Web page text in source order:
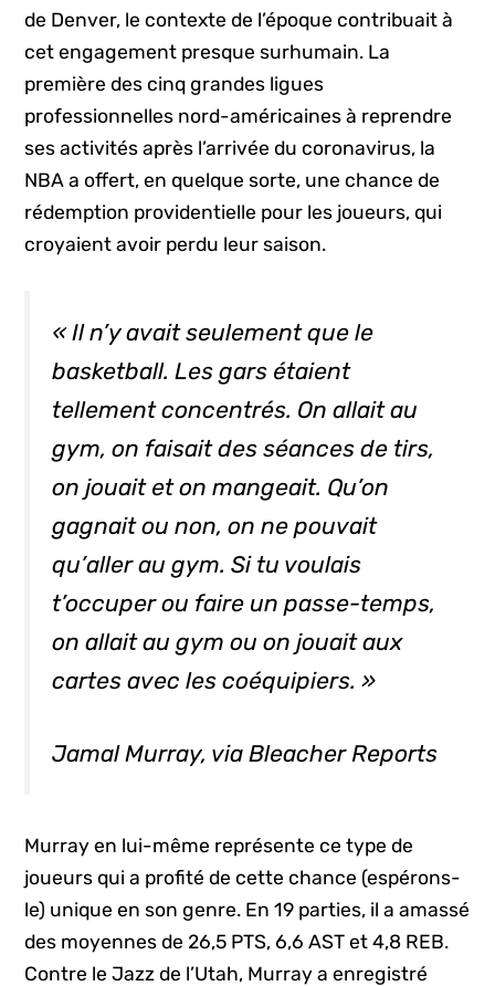
de Denver, le contexte de l’époque contribuait à
cet engagement presque surhumain. La
première des cinq grandes ligues
professionnelles nord-américaines à reprendre
ses activités après l’arrivée du coronavirus, la
NBA a offert, en quelque sorte, une chance de
rédemption providentielle pour les joueurs, qui
croyaient avoir perdu leur saison.
« Il n’y avait seulement que le
basketball. Les gars étaient
tellement concentrés. On allait au
gym, on faisait des séances de tirs,
on jouait et on mangeait. Qu’on
gagnait ou non, on ne pouvait
qu’aller au gym. Si tu voulais
t’occuper ou faire un passe-temps,
on allait au gym ou on jouait aux
cartes avec les coéquipiers. »
Jamal Murray, via Bleacher Reports
Murray en lui-même représente ce type de
joueurs qui a profité de cette chance (espérons-
le) unique en son genre. En 19 parties, il a amassé
des moyennes de 26,5 PTS, 6,6 AST et 4,8 REB.
Contre le Jazz de l’Utah, Murray a enregistré